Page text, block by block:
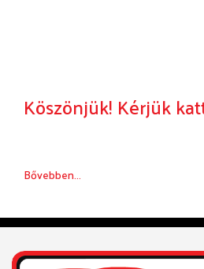
Köszönjük! Kérjük
Bővebben...